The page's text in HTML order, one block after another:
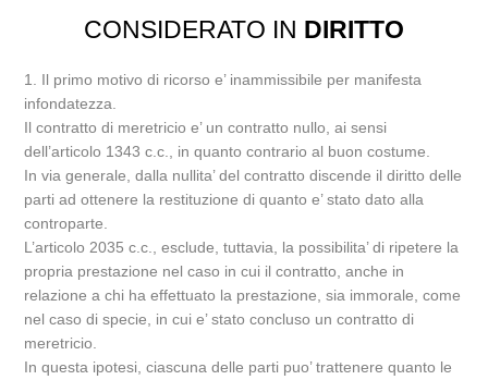
CONSIDERATO IN DIRITTO
1. Il primo motivo di ricorso e’ inammissibile per manifesta
infondatezza.
Il contratto di meretricio e’ un contratto nullo, ai sensi
dell’articolo 1343 c.c., in quanto contrario al buon costume.
In via generale, dalla nullita’ del contratto discende il diritto delle
parti ad ottenere la restituzione di quanto e’ stato dato alla
controparte.
L’articolo 2035 c.c., esclude, tuttavia, la possibilita’ di ripetere la
propria prestazione nel caso in cui il contratto, anche in
relazione a chi ha effettuato la prestazione, sia immorale, come
nel caso di specie, in cui e’ stato concluso un contratto di
meretricio.
In questa ipotesi, ciascuna delle parti puo’ trattenere quanto le